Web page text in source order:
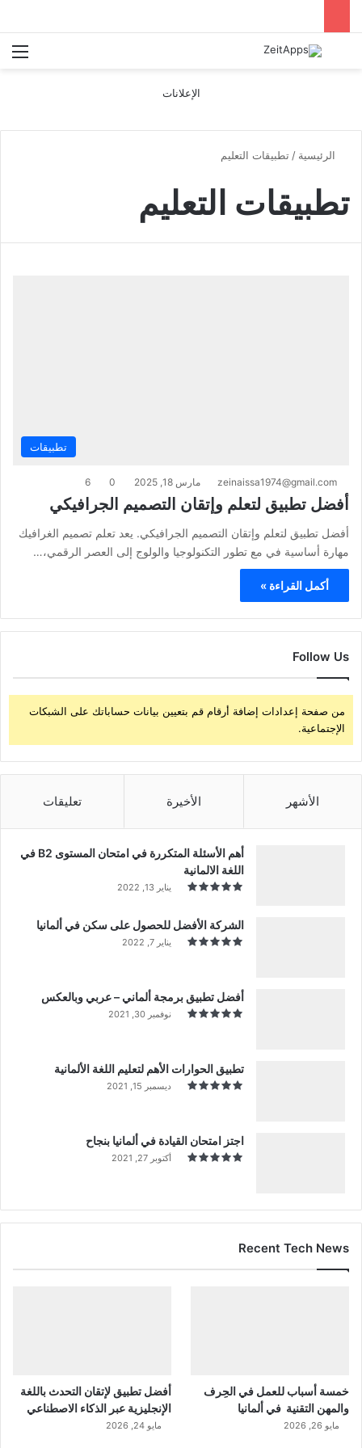
بحث عن
الإعلانات
الرئيسية / تطبيقات التعليم
تطبيقات التعليم
تطبيقات
zeinaissa1974@gmail.com مارس 18, 2025 0
6
أفضل تطبيق لتعلم وإتقان التصميم الجرافيكي
أفضل تطبيق لتعلم وإتقان التصميم الجرافيكي. يعد تعلم تصميم الغرافيك
مهارة أساسية في مع تطور التكنولوجيا والولوج إلى العصر الرقمي،…
أكمل القراءة »
Follow Us
من صفحة إعدادات إضافة أرقام قم بتعيين بيانات حساباتك على الشبكات
الإجتماعية.
الأشهر الأخيرة تعليقات
أهم الأسئلة المتكررة في امتحان المستوى B2 في
اللغة الالمانية
يناير 13, 2022
الشركة الأفضل للحصول على سكن في ألمانيا
يناير 7, 2022
أفضل تطبيق برمجة ألماني – عربي وبالعكس
نوفمبر 30, 2021
تطبيق الحوارات الأهم لتعليم اللغة الألمانية
ديسمبر 15, 2021
اجتز امتحان القيادة في ألمانيا بنجاح
أكتوبر 27, 2021
Recent Tech News
خمسة أسباب للعمل في الحِرف
والمهن التقنية في ألمانيا
مايو 26, 2026
أفضل تطبيق لإتقان التحدث باللغة
الإنجليزية عبر الذكاء الاصطناعي
مايو 24, 2026